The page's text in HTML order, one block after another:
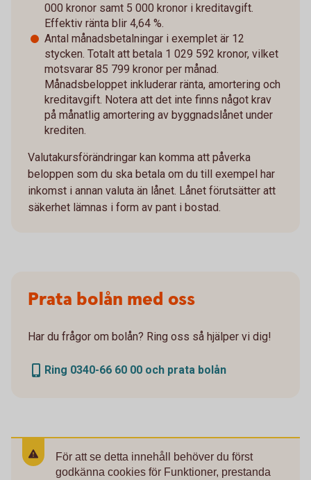
000 kronor samt 5 000 kronor i kreditavgift.
Effektiv ränta blir 4,64 %.
Antal månadsbetalningar i exemplet är 12
stycken. Totalt att betala 1 029 592 kronor, vilket
motsvarar 85 799 kronor per månad.
Månadsbeloppet inkluderar ränta, amortering och
kreditavgift. Notera att det inte finns något krav
på månatlig amortering av byggnadslånet under
krediten.
Valutakursförändringar kan komma att påverka
beloppen som du ska betala om du till exempel har
inkomst i annan valuta än lånet. Lånet förutsätter att
säkerhet lämnas i form av pant i bostad.
Prata bolån med oss
Har du frågor om bolån? Ring oss så hjälper vi dig!
Ring 0340-66 60 00 och prata bolån
För att se detta innehåll behöver du först
godkänna cookies för Funktioner, prestanda